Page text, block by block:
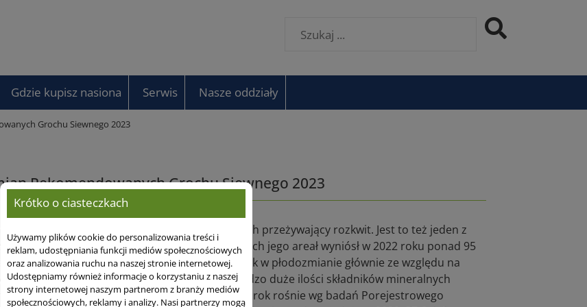
Gdzie kupisz nasiona Serwis Nasze oddziały
Grochu Siewnego 2023
Rekomendowanych Grochu Siewnego 2023
jest jednym z nielicznych wśród gatunków jarych przeżywający rozkwit. Jest to też jeden z
gatunków roślin bobowatych grubonasiennych jego areał wyniósł w 2022 roku ponad 95
Producenci coraz częściej widzą ten gatunek w płodozmianie głównie ze względu na
od zwyżki plonu w roślinie następczej po bardzo duże ilości składników mineralnych
na polu. Plonowanie tego gatunku z roku na rok rośnie wg badań Porejestrowego
Krótko o ciasteczkach
Używamy plików cookie do personalizowania treści i
reklam, udostępniania funkcji mediów społecznościowych
oraz analizowania ruchu na naszej stronie internetowej.
Udostępniamy również informacje o korzystaniu z naszej
strony internetowej naszym partnerom z branży mediów
społecznościowych, reklamy i analizy. Nasi partnerzy mogą